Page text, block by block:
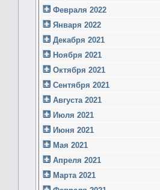
Февраля 2022
Января 2022
Декабря 2021
Ноября 2021
Октября 2021
Сентября 2021
Августа 2021
Июля 2021
Июня 2021
Мая 2021
Апреля 2021
Марта 2021